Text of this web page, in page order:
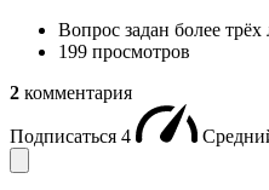
Вопрос задан более трёх
199 просмотров
2 комментария
Подписаться 4